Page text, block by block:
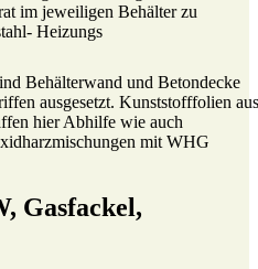
im jeweiligen Behälter zu
Heizungs
Behälterwand und Betondecke
ausgesetzt. Kunststofffolien aus
hier Abhilfe wie auch
mit WHG
Gasfackel,